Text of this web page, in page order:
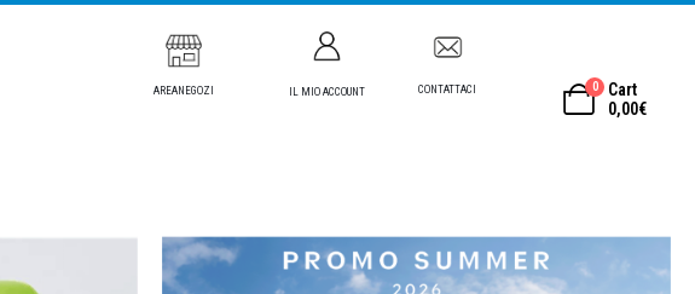
AREANEGOZI IL MIO ACCOUNT CONTATTACI 0
Cart
0,00€